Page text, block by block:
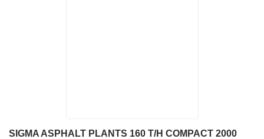
SIGMA ASPHALT PLANTS 160 T/H COMPACT 2000